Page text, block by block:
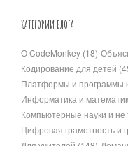
КАТЕГОРИИ БЛОГА
О CodeMonkey (18)
Кодирование для детей
Платформы и программы
Информатика и
Компьютерные науки и не
Цифровая грамотность и